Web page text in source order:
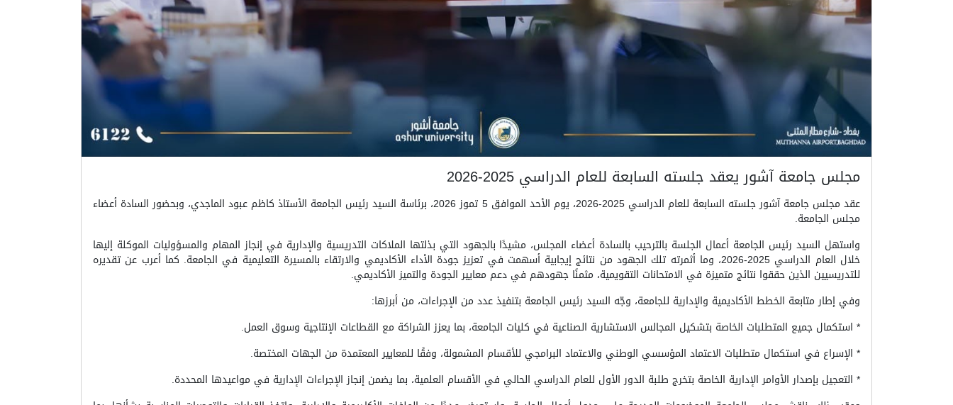
مجلس جامعة آشور يعقد جلسته السابعة للعام الدراسي 2025-2026
عقد مجلس جامعة آشور جلسته السابعة للعام الدراسي 2025-2026، يوم الأحد الموافق 5 تموز 2026، برئاسة السيد رئيس الجامعة الأستاذ كاظم عبود الماجدي، وبحضور السادة أعضاء
مجلس الجامعة.
واستهل السيد رئيس الجامعة أعمال الجلسة بالترحيب بالسادة أعضاء المجلس، مشيدًا بالجهود التي بذلتها الملاكات التدريسية والإدارية في إنجاز المهام والمسؤوليات الموكلة إليها
خلال العام الدراسي 2025-2026، وما أثمرته تلك الجهود من نتائج إيجابية أسهمت في تعزيز جودة الأداء الأكاديمي والارتقاء بالمسيرة التعليمية في الجامعة. كما أعرب عن تقديره
للتدريسيين الذين حققوا نتائج متميزة في الامتحانات التقويمية، مثمنًا جهودهم في دعم معايير الجودة والتميز الأكاديمي.
وفي إطار متابعة الخطط الأكاديمية والإدارية للجامعة، وجّه السيد رئيس الجامعة بتنفيذ عدد من الإجراءات، من أبرزها:
* استكمال جميع المتطلبات الخاصة بتشكيل المجالس الاستشارية الصناعية في كليات الجامعة، بما يعزز الشراكة مع القطاعات الإنتاجية وسوق العمل.
* الإسراع في استكمال متطلبات الاعتماد المؤسسي الوطني والاعتماد البرامجي للأقسام المشمولة، وفقًا للمعايير المعتمدة من الجهات المختصة.
* التعجيل بإصدار الأوامر الإدارية الخاصة بتخرج طلبة الدور الأول للعام الدراسي الحالي في الأقسام العلمية، بما يضمن إنجاز الإجراءات الإدارية في مواعيدها المحددة.